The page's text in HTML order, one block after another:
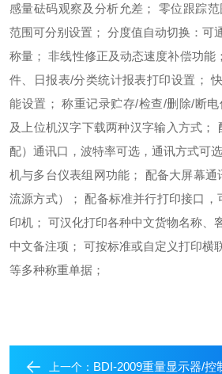
感量砝码观察及分析允差； 零位跟踪范
范围可分别设置； 分度值自动切换：可
称量；非线性修正及动态速度补偿功能
件、日报表/分类统计报表打印设置；
能设置； 称重记录贮存/检查/删除/断电
及上位机汉字下载两种汉字输入方式；
配）通讯口，波特率可选，通讯方式可选
机与多台仪表组网功能； 配备大屏幕通
流源方式）；配备标准并行打印接口，
印机； 可汉化打印各种中文货物名称、
中文备注项； 可按标准或自定义打印横
等多种称重单据；
上一个： BDI-2009重量显示器/控